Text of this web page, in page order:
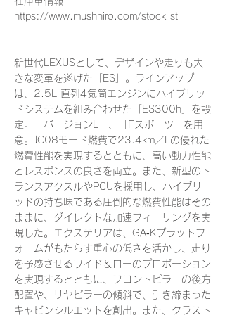
https://www.mushhiro.com/stocklist
新世代LEXUSとして、デザインや走りも大
きな変革を遂げた「ES」。ラインアップ
は、2.5L 直列4気筒エンジンにハイブリッ
ドシステムを組み合わせた「ES300h」を設
定。「バージョンL」、「Fスポーツ」を用
意。JC08モード燃費で23.4km／Lの優れた
燃費性能を実現するとともに、高い動力性能
とレスポンスの良さを両立。また、新型のト
ランスアクスルやPCUを採用し、ハイブリ
ッドの持ち味である圧倒的な燃費性能はその
ままに、ダイレクトな加速フィーリングを実
現した。エクステリアは、GA‐Kプラットフ
ォームがもたらす重心の低さを活かし、走り
を予感させるワイド＆ローのプロポーション
を実現するとともに、フロントピラーの後方
配置や、リヤピラーの傾斜で、引き締まった
キャビンシルエットを創出。また、クラスト